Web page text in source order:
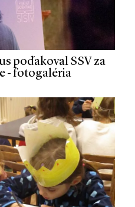
poďakoval SSV za
- fotogaléria